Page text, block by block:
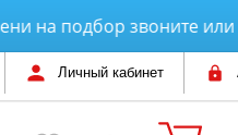
подбор звоните или
Личный кабинет